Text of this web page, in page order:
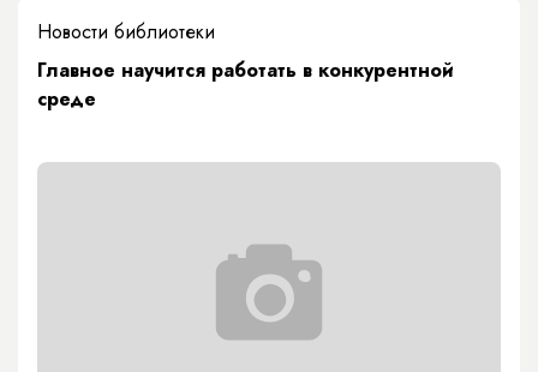
Новости библиотеки
Главное научится работать в конкурентной
среде